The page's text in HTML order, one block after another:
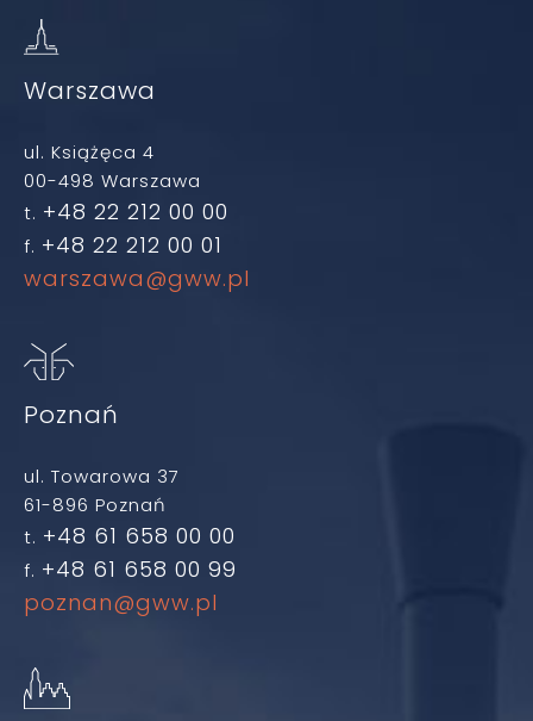
Warszawa
ul. Książęca 4
00-498 Warszawa
t. +48 22 212 00 00
f. +48 22 212 00 01
warszawa@gww.pl
Poznań
ul. Towarowa 37
61-896 Poznań
t. +48 61 658 00 00
f. +48 61 658 00 99
poznan@gww.pl